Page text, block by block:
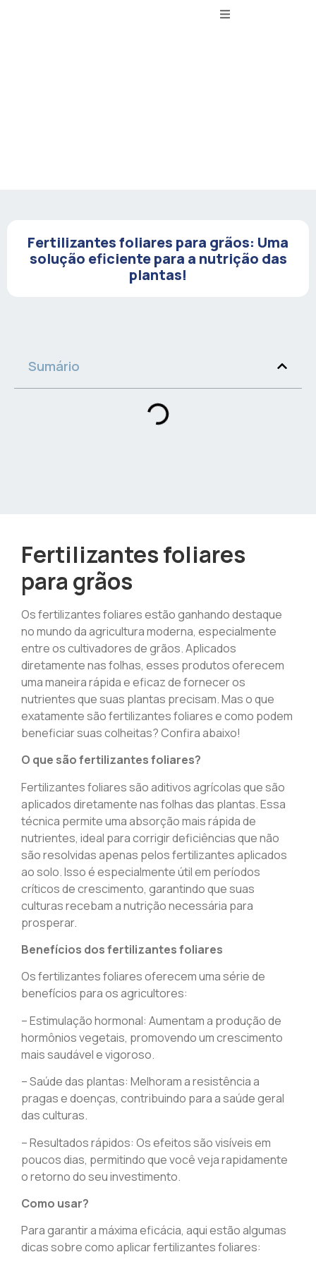
Fertilizantes foliares para grãos: Uma
solução eficiente para a nutrição das
plantas!
Sumário
Fertilizantes foliares
para grãos
Os fertilizantes foliares estão ganhando destaque
no mundo da agricultura moderna, especialmente
entre os cultivadores de grãos. Aplicados
diretamente nas folhas, esses produtos oferecem
uma maneira rápida e eficaz de fornecer os
nutrientes que suas plantas precisam. Mas o que
exatamente são fertilizantes foliares e como podem
beneficiar suas colheitas? Confira abaixo!
O que são fertilizantes foliares?
Fertilizantes foliares são aditivos agrícolas que são
aplicados diretamente nas folhas das plantas. Essa
técnica permite uma absorção mais rápida de
nutrientes, ideal para corrigir deficiências que não
são resolvidas apenas pelos fertilizantes aplicados
ao solo. Isso é especialmente útil em períodos
críticos de crescimento, garantindo que suas
culturas recebam a nutrição necessária para
prosperar.
Benefícios dos fertilizantes foliares
Os fertilizantes foliares oferecem uma série de
benefícios para os agricultores:
– Estimulação hormonal: Aumentam a produção de
hormônios vegetais, promovendo um crescimento
mais saudável e vigoroso.
– Saúde das plantas: Melhoram a resistência a
pragas e doenças, contribuindo para a saúde geral
das culturas.
– Resultados rápidos: Os efeitos são visíveis em
poucos dias, permitindo que você veja rapidamente
o retorno do seu investimento.
Como usar?
Para garantir a máxima eficácia, aqui estão algumas
dicas sobre como aplicar fertilizantes foliares: